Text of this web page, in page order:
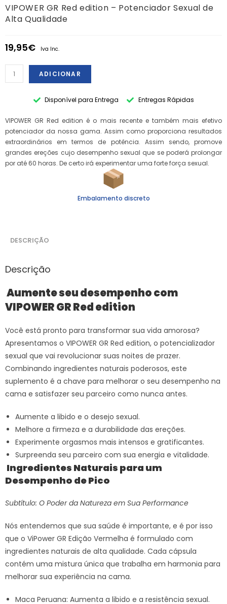
VIPOWER GR Red edition – Potenciador Sexual de
Alta Qualidade
19,95€ Iva Inc.
ADICIONAR
Disponível para Entrega Entregas Rápidas
VIPOWER GR Red edition é o mais recente e também mais efetivo
potenciador da nossa gama. Assim como proporciona resultados
extraordinários em termos de potência. Assim sendo, promove
grandes ereções cujo desempenho sexual que se poderá prolongar
por até 60 horas. De certo irá experimentar uma forte força sexual.
Embalamento discreto
DESCRIÇÃO
Descrição
Aumente seu desempenho com
VIPOWER GR Red edition
Você está pronto para transformar sua vida amorosa?
Apresentamos o VIPOWER GR Red edition, o potencializador
sexual que vai revolucionar suas noites de prazer.
Combinando ingredientes naturais poderosos, este
suplemento é a chave para melhorar o seu desempenho na
cama e satisfazer seu parceiro como nunca antes.
Aumente a libido e o desejo sexual.
Melhore a firmeza e a durabilidade das ereções.
Experimente orgasmos mais intensos e gratificantes.
Surpreenda seu parceiro com sua energia e vitalidade.
Ingredientes Naturais para um
Desempenho de Pico
Subtítulo: O Poder da Natureza em Sua Performance
Nós entendemos que sua saúde é importante, e é por isso
que o ViPower GR Edição Vermelha é formulado com
ingredientes naturais de alta qualidade. Cada cápsula
contém uma mistura única que trabalha em harmonia para
melhorar sua experiência na cama.
Maca Peruana: Aumenta a libido e a resistência sexual.